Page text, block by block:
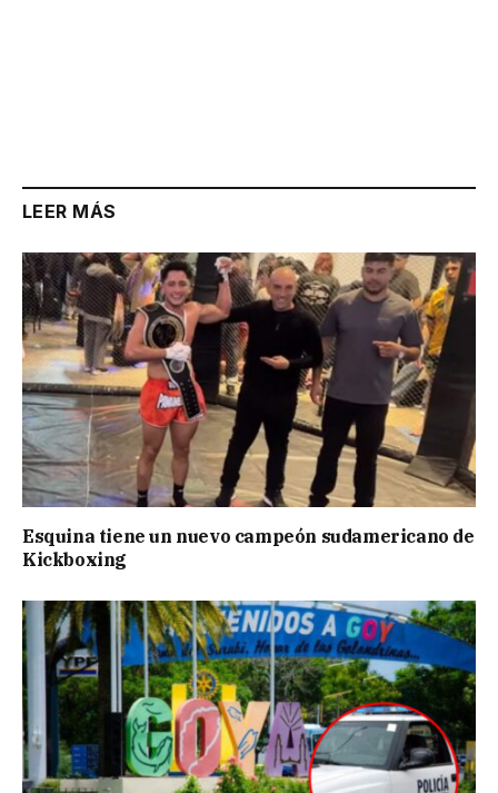
LEER MÁS
Esquina tiene un nuevo campeón sudamericano de
Kickboxing